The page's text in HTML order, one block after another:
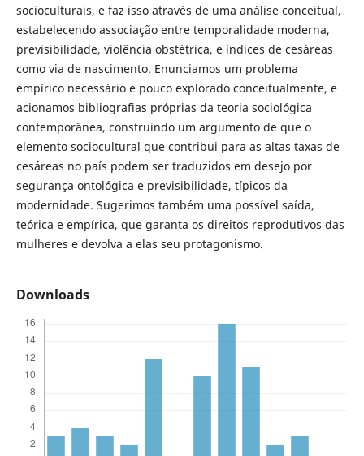
socioculturais, e faz isso através de uma análise conceitual,
estabelecendo associação entre temporalidade moderna,
previsibilidade, violência obstétrica, e índices de cesáreas
como via de nascimento. Enunciamos um problema
empírico necessário e pouco explorado conceitualmente, e
acionamos bibliografias próprias da teoria sociológica
contemporânea, construindo um argumento de que o
elemento sociocultural que contribui para as altas taxas de
cesáreas no país podem ser traduzidos em desejo por
segurança ontológica e previsibilidade, típicos da
modernidade. Sugerimos também uma possível saída,
teórica e empírica, que garanta os direitos reprodutivos das
mulheres e devolva a elas seu protagonismo.
Downloads